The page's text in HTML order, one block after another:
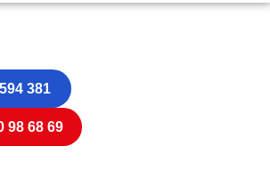
381
98 68 69